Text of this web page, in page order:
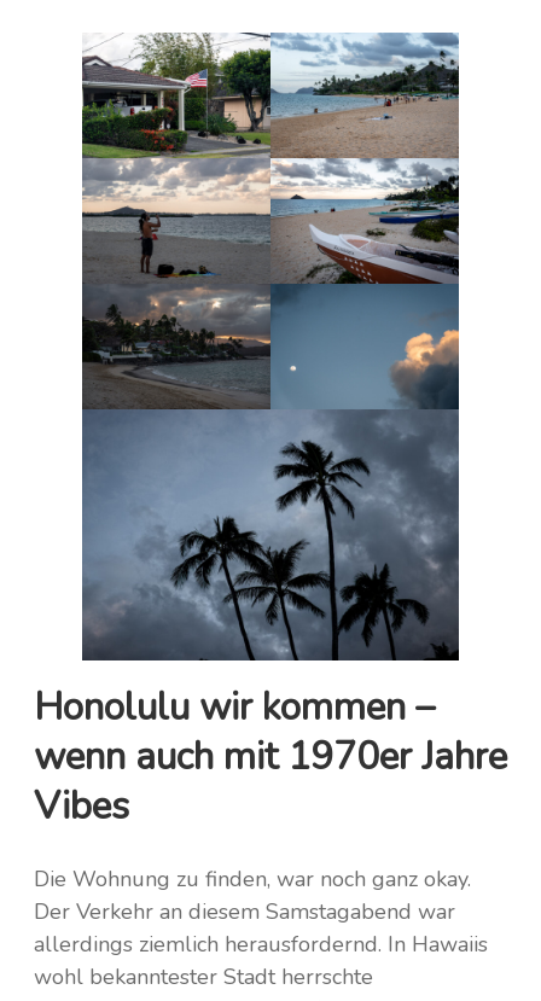
Honolulu wir kommen –
wenn auch mit 1970er Jahre
Vibes
Die Wohnung zu finden, war noch ganz okay.
Der Verkehr an diesem Samstagabend war
allerdings ziemlich herausfordernd. In Hawaiis
wohl bekanntester Stadt herrschte